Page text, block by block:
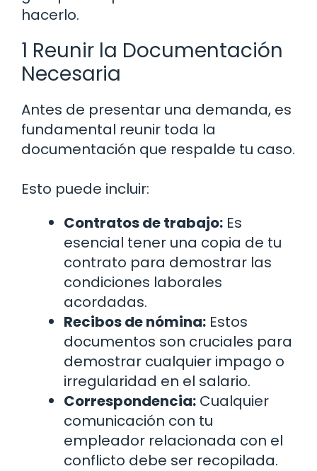
hacerlo.
1 Reunir la Documentación
Necesaria
Antes de presentar una demanda, es
fundamental reunir toda la
documentación que respalde tu caso.
Esto puede incluir:
Contratos de trabajo: Es
esencial tener una copia de tu
contrato para demostrar las
condiciones laborales
acordadas.
Recibos de nómina: Estos
documentos son cruciales para
demostrar cualquier impago o
irregularidad en el salario.
Correspondencia: Cualquier
comunicación con tu
empleador relacionada con el
conflicto debe ser recopilada.